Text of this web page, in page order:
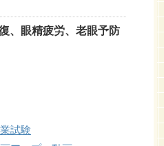
、眼精疲労、老眼予防
試験